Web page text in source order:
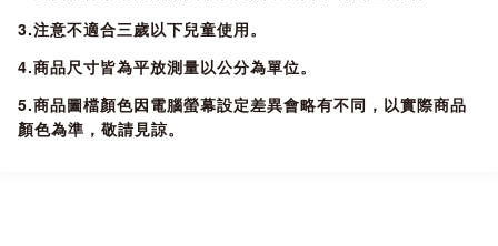
3.注意不適合三歲以下兒童使用。
4.商品尺寸皆為平放測量以公分為單位。
5.商品圖檔顏色因電腦螢幕設定差異會略有不同，以實際商品
顏色為準，敬請見諒。